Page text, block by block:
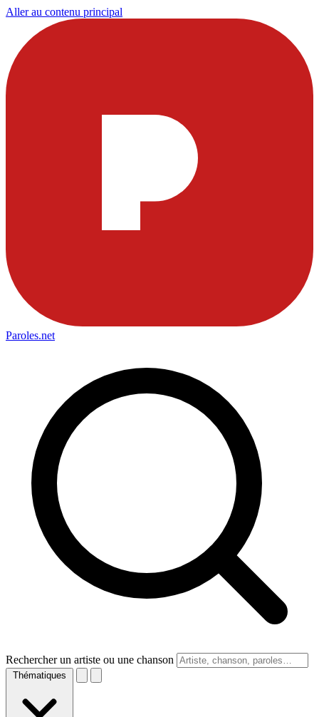
Aller au contenu principal
Paroles.net
Rechercher un artiste ou une chanson
Thématiques